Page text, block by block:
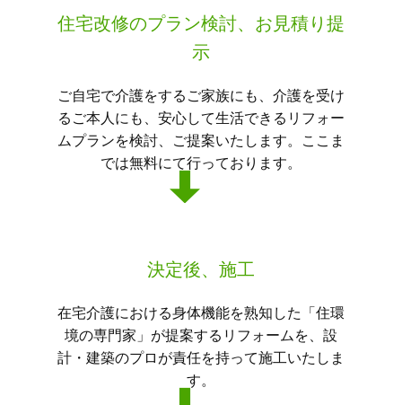
住宅改修のプラン検討、お見積り提
示
ご自宅で介護をするご家族にも、介護を受け
るご本人にも、安心して生活できるリフォー
ムプランを検討、ご提案いたします。ここま
では無料にて行っております。
決定後、施工
在宅介護における身体機能を熟知した「住環
境の専門家」が提案するリフォームを、設
計・建築のプロが責任を持って施工いたしま
す。